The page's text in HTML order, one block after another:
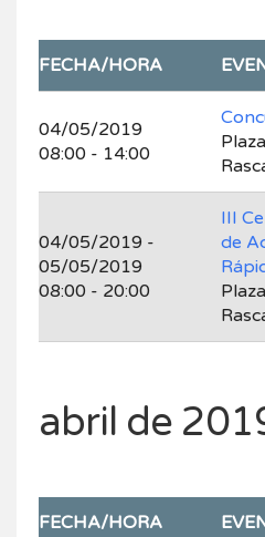
FECHA/HORA
04/05/2019
08:00 - 14:00
04/05/2019 -
05/05/2019
08:00 - 20:00
III
de
abril de
FECHA/HORA